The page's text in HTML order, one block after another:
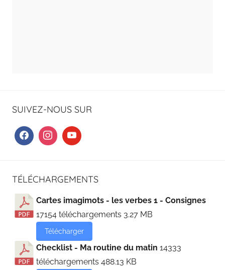
SUIVEZ-NOUS SUR
TÉLÉCHARGEMENTS
Cartes imagimots - les verbes 1 - Consignes
17154 téléchargements 3.27 MB
Télécharger
Checklist - Ma routine du matin 14333
téléchargements 488.13 KB